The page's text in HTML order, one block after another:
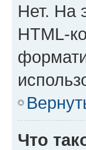
Нет. На
HTML-
Что